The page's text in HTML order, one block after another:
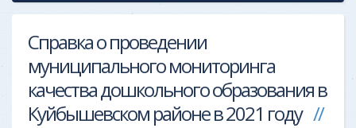
Справка о проведении
муниципального мониторинга
качества дошкольного образования в
Куйбышевском районе в 2021 году